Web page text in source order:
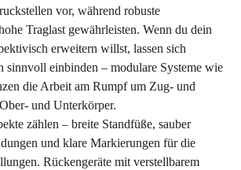
vor, während robuste
Traglast gewährleisten. Wenn du dein
erweitern willst, lassen sich
sinnvoll einbinden – modulare Systeme wie
die Arbeit am Rumpf um Zug- und
und Unterkörper.
zählen – breite Standfüße, sauber
und klare Markierungen für die
Rückengeräte mit verstellbarem